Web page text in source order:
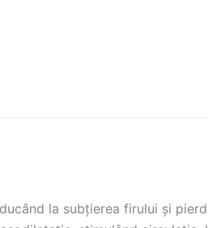
la subțierea firului și